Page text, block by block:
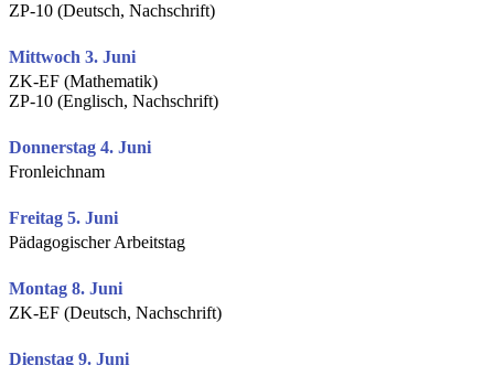
ZP-10 (Deutsch, Nachschrift)
Mittwoch 3. Juni
ZK-EF (Mathematik)
ZP-10 (Englisch, Nachschrift)
Donnerstag 4. Juni
Fronleichnam
Freitag 5. Juni
Pädagogischer Arbeitstag
Montag 8. Juni
ZK-EF (Deutsch, Nachschrift)
Dienstag 9. Juni